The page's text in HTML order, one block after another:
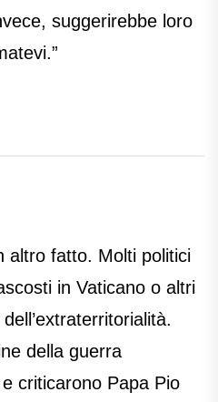
suggerirebbe loro
altro fatto. Molti politici
in Vaticano o altri
della guerra
criticarono Papa Pio